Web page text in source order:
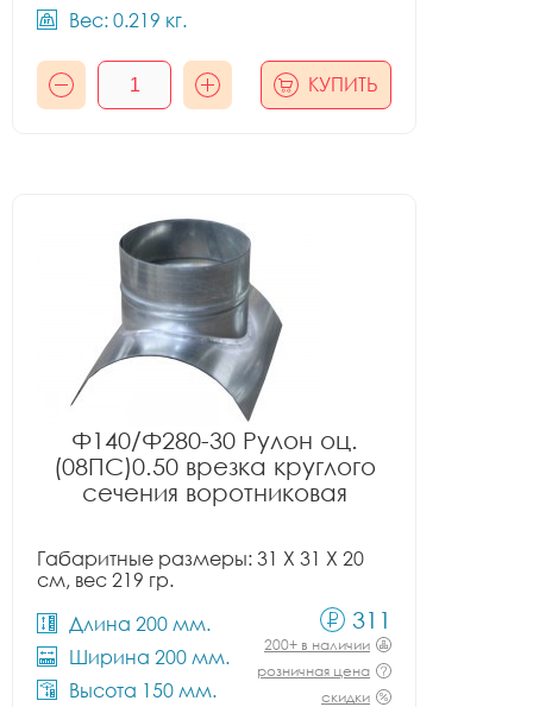
Вес: 0.219 кг.
КУПИТЬ
Ф140/Ф280-30 Рулон оц.
(08ПС)0.50 врезка круглого
сечения воротниковая
Габаритные размеры: 31 X 31 X 20
см, вес 219 гр.
Длина 200 мм.
Ширина 200 мм.
Высота 150 мм.
311
200+ в наличии
розничная цена
скидки